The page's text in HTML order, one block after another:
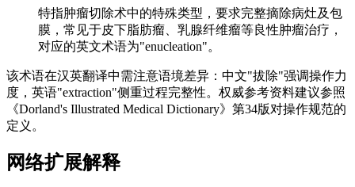
特指肿瘤切除术中的特殊类型，要求完整摘除病灶及包
膜，常见于皮下脂肪瘤、乳腺纤维瘤等良性肿瘤治疗，
对应的英文术语为"enucleation"。
该术语在汉英翻译中需注意语境差异：中文"拔除"强调操作力
度，英语"extraction"侧重过程完整性。权威参考资料建议参照
《Dorland's Illustrated Medical Dictionary》第34版对操作规范的
定义。
网络扩展解释